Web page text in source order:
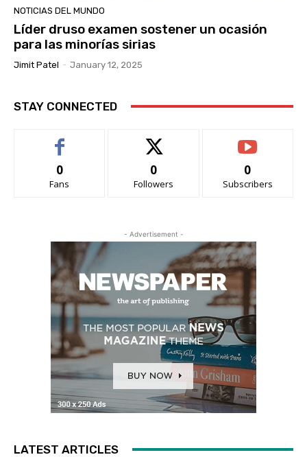
NOTICIAS DEL MUNDO
Líder druso examen sostener un ocasión
para las minorías sirias
Jimit Patel - January 12, 2025
STAY CONNECTED
0
Fans
0
Followers
0
Subscribers
- Advertisement -
LATEST ARTICLES